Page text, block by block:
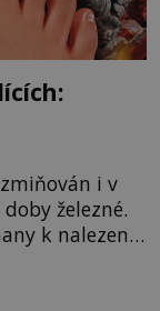
i v
železné.
k nalezení
a proč